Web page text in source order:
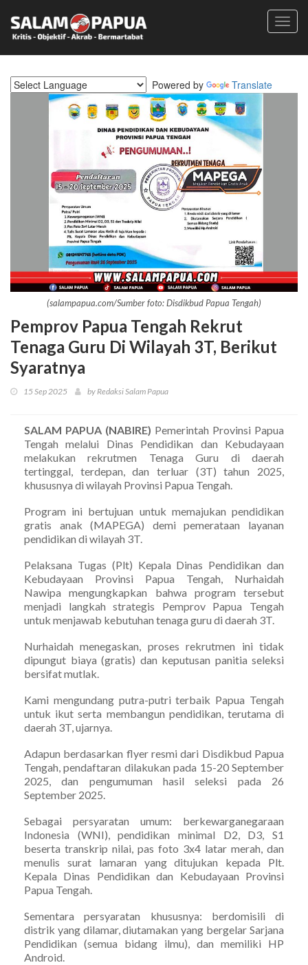
Powered by Translate
(salampapua.com/Sumber foto: Disdikbud Papua Tengah)
Pemprov Papua Tengah Rekrut
Tenaga Guru Di Wilayah 3T, Berikut
Syaratnya
15 Sep 2025 by Redaksi Salam Papua
SALAM PAPUA (NABIRE) Pemerintah Provinsi Papua
Tengah melalui Dinas Pendidikan dan Kebudayaan
melakukan rekrutmen Tenaga Guru di daerah
tertinggal, terdepan, dan terluar (3T) tahun 2025,
khususnya di wilayah Provinsi Papua Tengah.
Program ini bertujuan untuk memajukan pendidikan
gratis anak (MAPEGA) demi pemerataan layanan
pendidikan di wilayah 3T.
Pelaksana Tugas (Plt) Kepala Dinas Pendidikan dan
Kebudayaan Provinsi Papua Tengah, Nurhaidah
Nawipa mengungkapkan bahwa program tersebut
menjadi langkah strategis Pemprov Papua Tengah
untuk menjawab kebutuhan tenaga guru di daerah 3T.
Nurhaidah menegaskan, proses rekrutmen ini tidak
dipungut biaya (gratis) dan keputusan panitia seleksi
bersifat mutlak.
Kami mengundang putra-putri terbaik Papua Tengah
untuk ikut serta membangun pendidikan, terutama di
daerah 3T, ujarnya.
Adapun berdasarkan flyer resmi dari Disdikbud Papua
Tengah, pendaftaran dilakukan pada 15-20 September
2025, dan pengumuman hasil seleksi pada 26
September 2025.
Sebagai persyaratan umum: berkewarganegaraan
Indonesia (WNI), pendidikan minimal D2, D3, S1
beserta transkrip nilai, pas foto 3x4 latar merah, dan
menulis surat lamaran yang ditujukan kepada Plt.
Kepala Dinas Pendidikan dan Kebudayaan Provinsi
Papua Tengah.
Sementara persyaratan khususnya: berdomisili di
distrik yang dilamar, diutamakan yang bergelar Sarjana
Pendidikan (semua bidang ilmu), dan memiliki HP
Android.